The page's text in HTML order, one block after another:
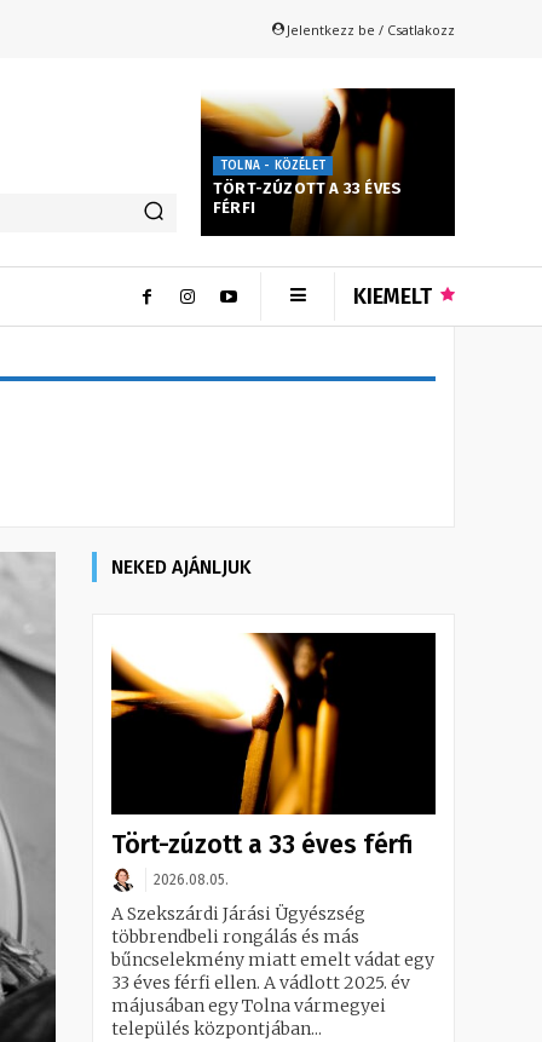
Jelentkezz be / Csatlakozz
TOLNA - KÖZÉLET
TÖRT-ZÚZOTT A 33 ÉVES
FÉRFI
KIEMELT
NEKED AJÁNLJUK
Tört-zúzott a 33 éves férfi
2026.08.05.
A Szekszárdi Járási Ügyészség
többrendbeli rongálás és más
bűncselekmény miatt emelt vádat egy
33 éves férfi ellen. A vádlott 2025. év
májusában egy Tolna vármegyei
település központjában...